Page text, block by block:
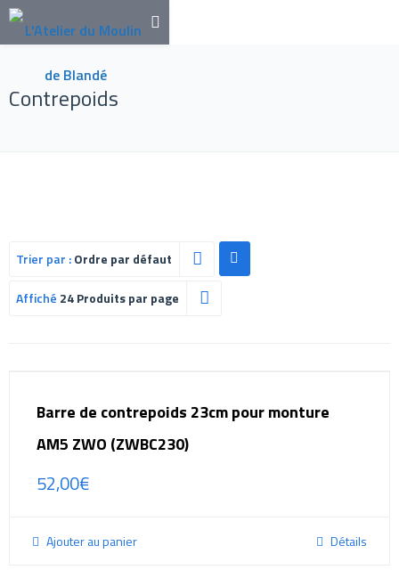
Contrepoids
Trier par :Ordre par défaut
Affiché 24 Produits par page
Barre de contrepoids 23cm pour monture
AM5 ZWO (ZWBC230)
52,00€
Ajouter au panier Détails